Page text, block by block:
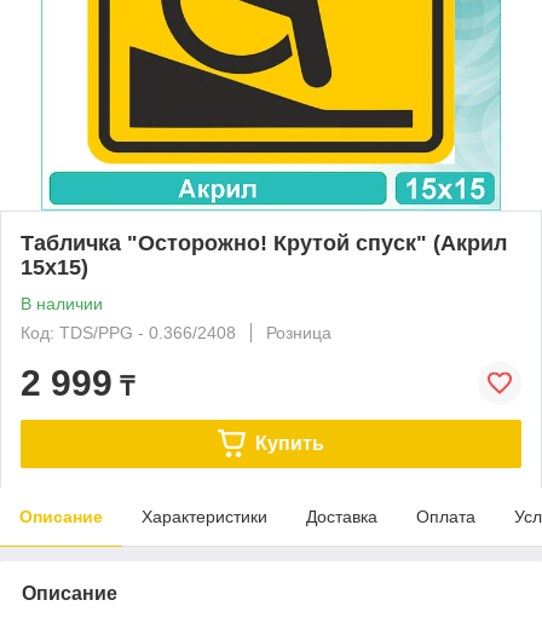
Табличка "Осторожно! Крутой спуск" (Акрил
15х15)
В наличии
Код: TDS/PPG - 0.366/2408
Розница
2 999 ₸
Купить
Описание Характеристики Доставка Оплата
Описание